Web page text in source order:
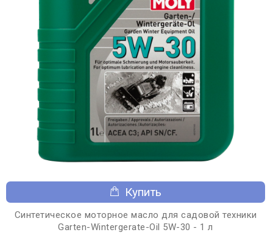
Купить
Синтетическое моторное масло для садовой техники
Garten-Wintergerate-Oil 5W-30 - 1 л